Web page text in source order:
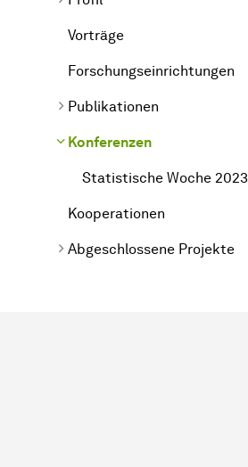
Vorträge
Forschungseinrichtungen
Publikationen
Konferenzen
Statistische Woche 2023
Kooperationen
Abgeschlossene Projekte